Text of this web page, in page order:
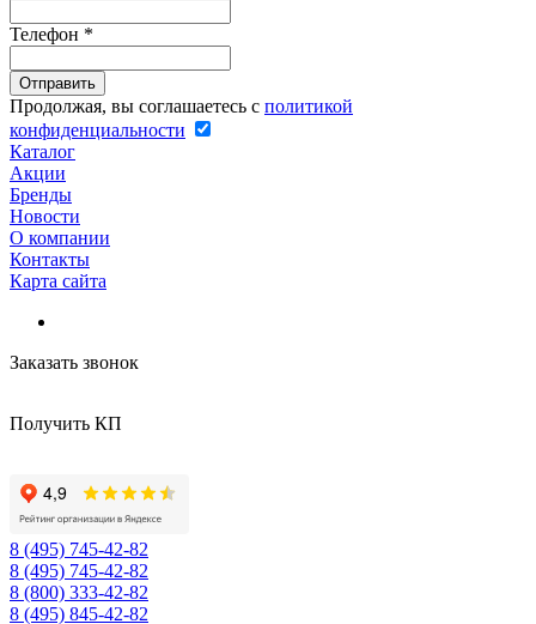
Телефон *
Продолжая, вы соглашаетесь с политикой
конфиденциальности
Каталог
Акции
Бренды
Новости
О компании
Контакты
Карта сайта
Заказать звонок
Получить КП
8 (495) 745-42-82
8 (495) 745-42-82
8 (800) 333-42-82
8 (495) 845-42-82